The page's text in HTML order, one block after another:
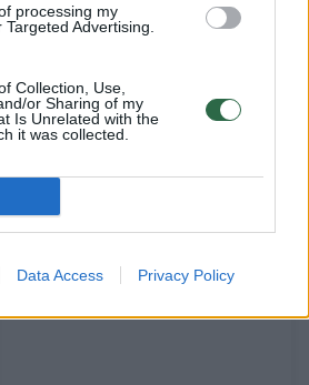
processing my
Advertising.
Collection, Use,
or Sharing of my
Is Unrelated with the
it was collected.
Data Access Privacy Policy